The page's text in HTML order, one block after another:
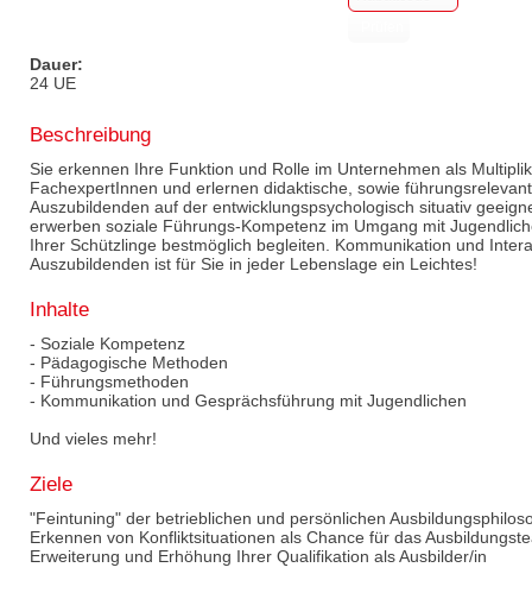
Dauer:
24 UE
Beschreibung
Sie erkennen Ihre Funktion und Rolle im Unternehmen als
FachexpertInnen und erlernen didaktische, sowie
Auszubildenden auf der entwicklungspsychologisch situativ
erwerben soziale Führungs-Kompetenz im Umgang mit
Ihrer Schützlinge bestmöglich begleiten. Kommunikation und
Auszubildenden ist für Sie in jeder Lebenslage ein Leichtes!
Inhalte
- Soziale Kompetenz
- Pädagogische Methoden
- Führungsmethoden
- Kommunikation und Gesprächsführung mit Jugendlichen
Und vieles mehr!
Ziele
"Feintuning" der betrieblichen und persönlichen
Erkennen von Konfliktsituationen als Chance für das
Erweiterung und Erhöhung Ihrer Qualifikation als Ausbilder/in